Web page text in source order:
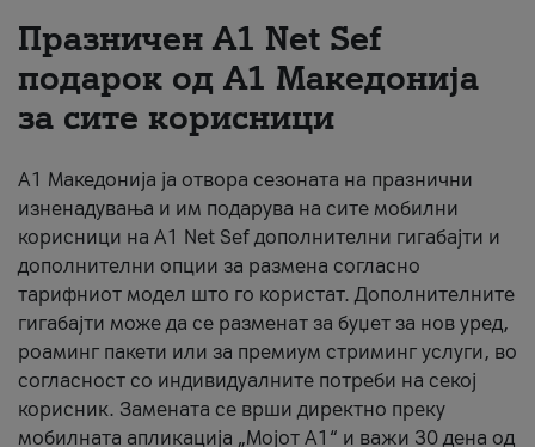
За нас
#ПодобарОнлајн
Празничен A1 Net Sеf
подарок од А1 Македонија
за сите корисници
А1 Македонија ја отвора сезоната на празнични
изненадувања и им подарува на сите мобилни
корисници на A1 Net Sef дополнителни гигабајти и
дополнителни опции за размена согласно
тарифниот модел што го користат. Дополнителните
гигабајти може да се разменат за буџет за нов уред,
роаминг пакети или за премиум стриминг услуги, во
согласност со индивидуалните потреби на секој
корисник. Замената се врши директно преку
мобилната апликација „Мојот А1“ и важи 30 дена од